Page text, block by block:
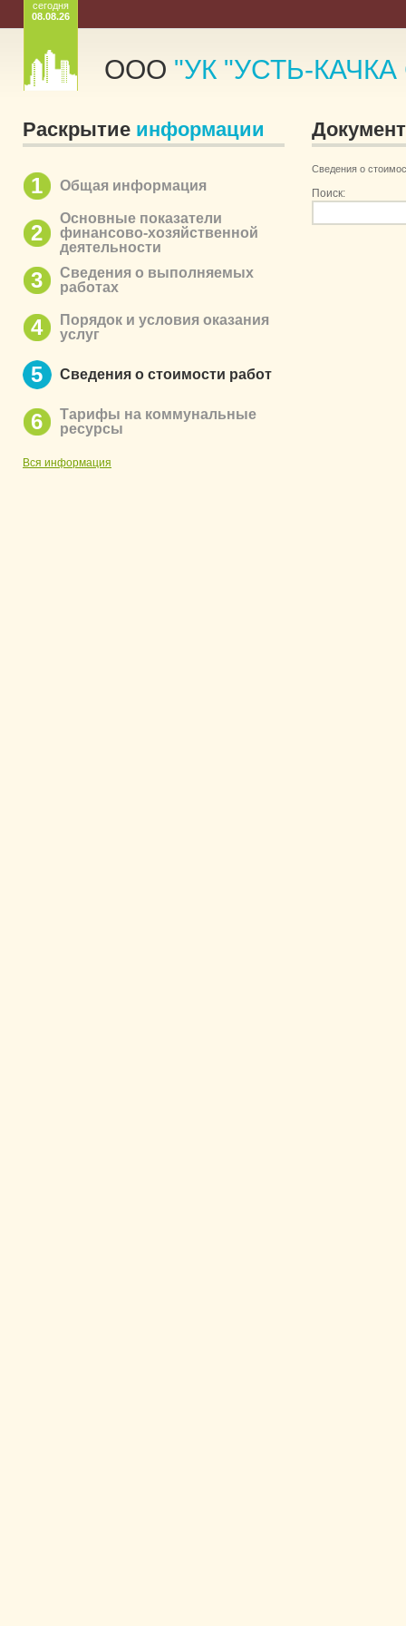
ООО "УК "УСТЬ-
сегодня
08.08.26
Раскрытие информации
1 Общая информация
2
Основные показатели
финансово-хозяйственной
деятельности
3
Сведения о выполняемых
работах
4
Порядок и условия оказания
услуг
5 Сведения о стоимости работ
6
Тарифы на коммунальные
ресурсы
Вся информация
Сведения о
Поиск: